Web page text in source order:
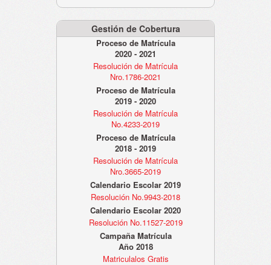
Gestión de Cobertura
Proceso de Matrícula
2020 - 2021
Resolución de Matrícula
Nro.1786-2021
Proceso de Matrícula
2019 - 2020
Resolución de Matrícula
No.4233-2019
Proceso de Matrícula
2018 - 2019
Resolución de Matrícula
Nro.3665-2019
Calendario Escolar 2019
Resolución No.9943-2018
Calendario Escolar 2020
Resolución No.11527-2019
Campaña Matrícula
Año 2018
Matriculalos Gratis